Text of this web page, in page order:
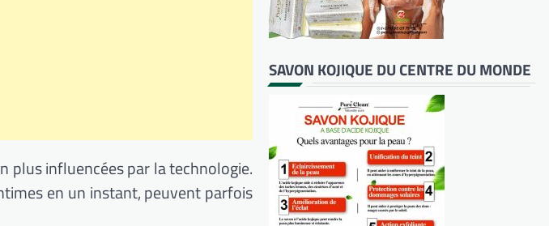
plus influencées par la technologie.
en un instant, peuvent parfois
SAVON KOJIQUE DU CENTRE DU MONDE